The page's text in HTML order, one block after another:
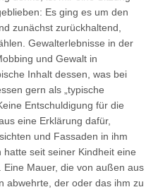
Es ging es um den
zunächst zurückhaltend,
Gewalterlebnisse in der
und Gewalt in
Inhalt dessen, was bei
gern als „typische
Entschuldigung für die
eine Erklärung dafür,
und Fassaden in ihm
seit seiner Kindheit eine
Mauer, die von außen aus
abwehrte, der oder das ihm zu